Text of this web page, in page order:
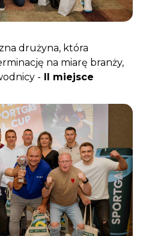
drużyna, która
na miarę branży,
- II miejsce